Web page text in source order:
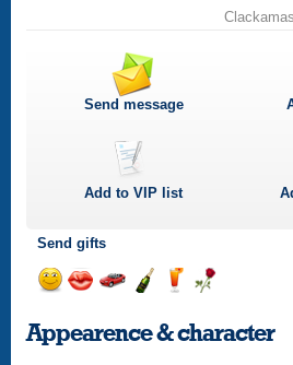
Send message
Add toVIP list
Send gifts
smile
a
champagne
drinkflower
Appearence & character